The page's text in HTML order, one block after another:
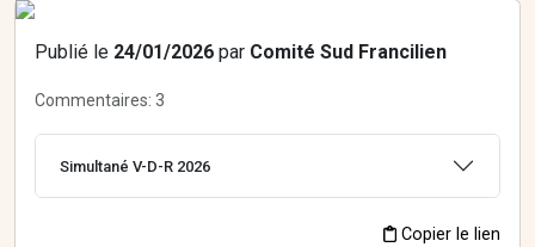
Publié le 24/01/2026 par Comité Sud Francilien
Commentaires: 3
Simultané V-D-R 2026
Copier le lien